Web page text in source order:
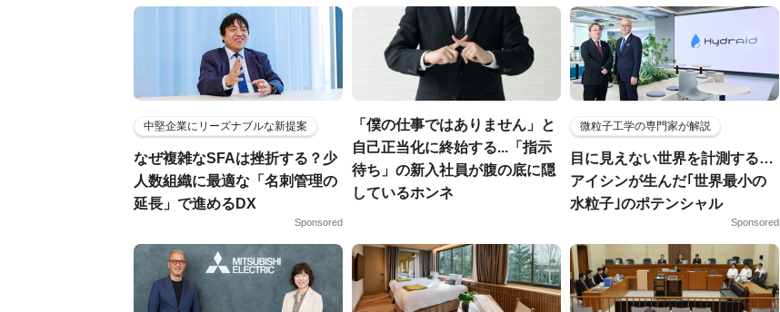
中堅企業にリーズナブルな新提案
なぜ複雑なSFAは挫折する？少
人数組織に最適な「名刺管理の
延長」で進めるDX
Sponsored
「僕の仕事ではありません」と
自己正当化に終始する...「指示
待ち」の新入社員が腹の底に隠
しているホンネ
微粒子工学の専門家が解説
目に見えない世界を計測する…
アイシンが生んだ｢世界最小の
水粒子｣のポテンシャル
Sponsored